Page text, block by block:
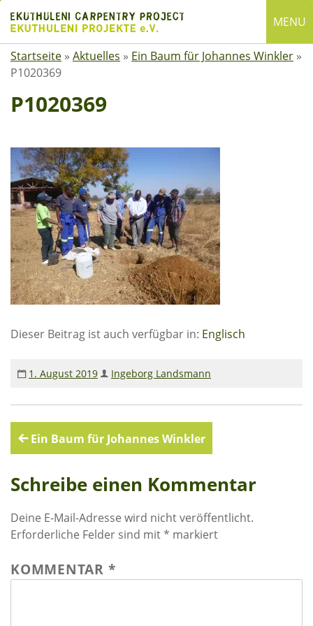
content
MENU
English
Deutsch
SUCHE
nach:
ÜBER EKUTHULENI
Startseite
Über uns
Satzung
Mitgliedschaft
Spenden
Rechenschaftsberichte
Ausbildung in Ekuthuleni
Berichte aus Gumtree
INFORMATIONEN
Aktuelles
Rundbriefe
Termine
Startseite » Aktuelles » Ein Baum für Johannes Winkler »
P1020369
P1020369
Dieser Beitrag ist auch verfügbar in: Englisch
1. August 2019 Ingeborg Landsmann
Beitragsnavigation
Ein Baum für Johannes Winkler
Schreibe einen Kommentar
Deine E-Mail-Adresse wird nicht veröffentlicht.
Erforderliche Felder sind mit* markiert
KOMMENTAR *